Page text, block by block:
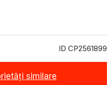
ID CP2561899
similare